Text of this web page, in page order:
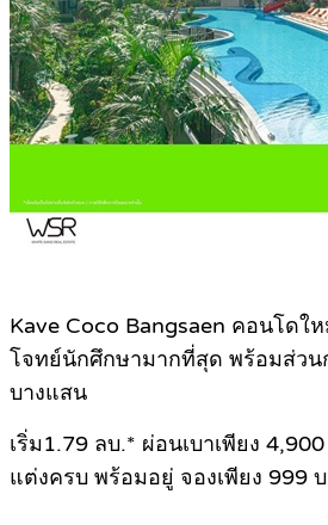
Kave Coco Bangsaen คอนโดใ
โจทย์นักศึกษามากที่สุด พร้อมส่ว
บางแสน
เริ่ม1.79 ลบ.* ผ่อนเบาเพียง
แต่งครบ พร้อมอยู่ จองเพียง 999